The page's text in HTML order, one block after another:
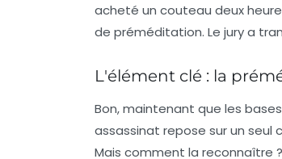
acheté un couteau deux
de préméditation. Le jury a
L'élément clé : la
Bon, maintenant que les
assassinat repose sur un seul
Mais comment la reconnaître